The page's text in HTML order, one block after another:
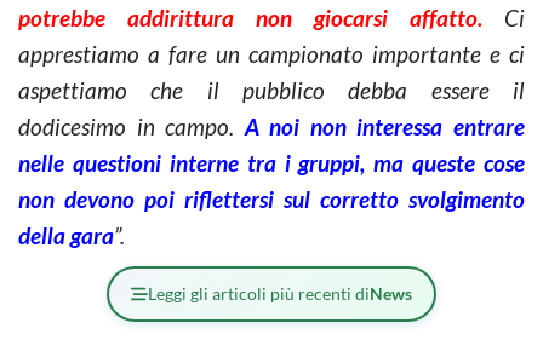
potrebbe addirittura non giocarsi affatto. Ci
apprestiamo a fare un campionato importante e ci
aspettiamo che il pubblico debba essere il
dodicesimo in campo. A noi non interessa entrare
nelle questioni interne tra i gruppi, ma queste cose
non devono poi riflettersi sul corretto svolgimento
della gara”.
Leggi gli articoli più recenti diNews